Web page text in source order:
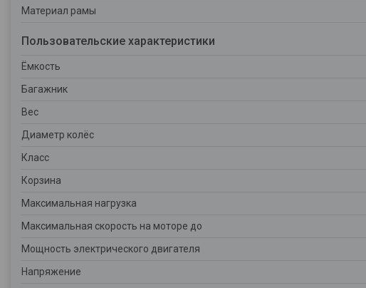
Материал рамы
Пользовательские характеристики
Ёмкость
Багажник
Вес
Диаметр колёс
Класс
Корзина
Максимальная нагрузка
Максимальная скорость на моторе до
Мощность электрического двигателя
Напряжение